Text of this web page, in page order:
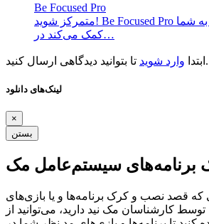
Be Focused Pro
متمرکز شوید! Be Focused Pro نام برنامه‌ای است که به شما
کمک می‌کند در…
ابتدا وارد شوید تا بتوانید دیدگاهی ارسال کنید.
لینک‌های دانلود
×
بستن
سیستم‌عامل مک
که قصد نصب و کرک برنامه‌ها و یا بازی‌های
کارشناسان مک نید دارید، می‌توانید از